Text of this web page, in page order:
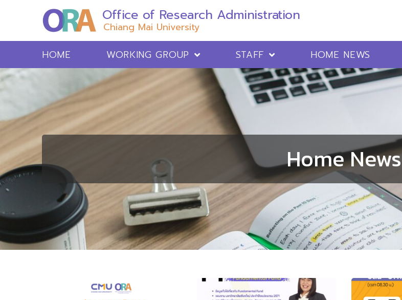
Office of Research Administration
Chiang Mai University
HOME
WORKING GROUP STAFF HOME NEWS
Home News